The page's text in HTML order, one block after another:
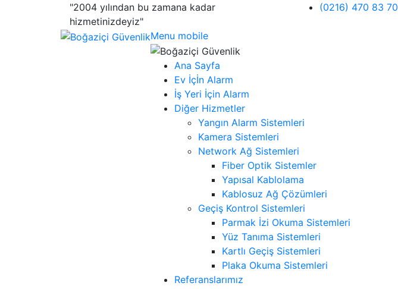
"2004 yılından bu zamana kadar
hizmetinizdeyiz"
(0216) 470 83 70
Menu mobile
Ana Sayfa
Ev İçİn Alarm
İş Yeri İçin Alarm
Diğer Hizmetler
Yangın Alarm Sistemleri
Kamera Sistemleri
Network Ağ Sistemleri
Fiber Optik Sistemler
Yapısal Kablolama
Kablosuz Ağ Çözümleri
Geçiş Kontrol Sistemleri
Parmak İzi Okuma Sistemleri
Yüz Tanıma Sistemleri
Kartlı Geçiş Sistemleri
Plaka Okuma Sistemleri
Referanslarımız